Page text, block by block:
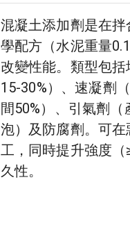
混凝土添加劑是在
學配方（水泥重量
改變性能。類型包
15-30%）、速凝劑
間50%）、引氣劑（
泡）及防腐劑。可
工，同時提升強度（
久性。